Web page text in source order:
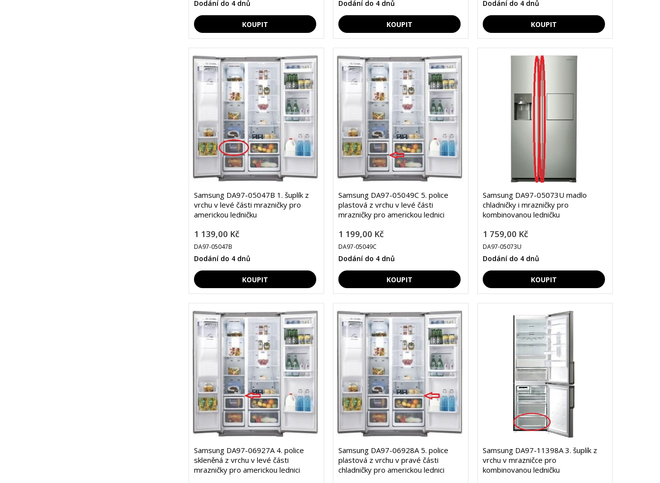
Dodání do 4 dnů Dodání do 4 dnů Dodání do 4 dnů
Samsung DA97-05047B 1. šuplík z
vrchu v levé části mrazničky pro
americkou ledničku
1 139,00 Kč
DA97-05047B
Dodání do 4 dnů
Samsung DA97-05049C 5. police
plastová z vrchu v levé části
mrazničky pro americkou lednici
1 199,00 Kč
DA97-05049C
Dodání do 4 dnů
Samsung DA97-05073U madlo
chladničky i mrazničky pro
kombinovanou ledničku
1 759,00 Kč
DA97-05073U
Dodání do 4 dnů
Samsung DA97-06927A 4. police
skleněná z vrchu v levé části
mrazničky pro americkou lednici
Samsung DA97-06928A 5. police
plastová z vrchu v pravé části
chladničky pro americkou lednici
Samsung DA97-11398A 3. šuplík z
vrchu v mrazničce pro
kombinovanou ledničku